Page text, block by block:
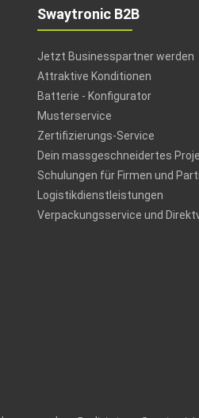
Swaytronic B2B
Jetzt Businesspartner werden
Attraktive Konditionen
Batterie - Konfigurator
Musterservice
Zertifizierungs-Service
Dein massgeschneidertes
Schulungen für Firmen und
Logistikdienstleistungen
Verpackungsservice und